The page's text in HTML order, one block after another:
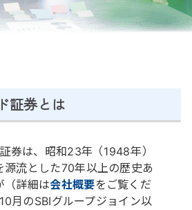
証券とは
券は、昭和23年（1948年）
源流とした70年以上の歴史あ
（詳細は会社概要をご覧くだ
月のSBIグループジョイン以